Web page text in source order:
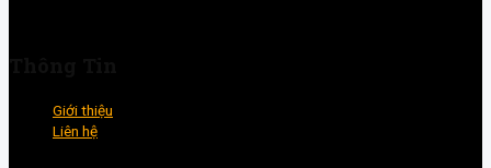
Giới thiệu
Liên hệ